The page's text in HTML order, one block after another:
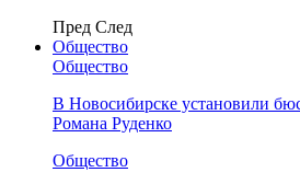
Пред След
Общество
Общество
В Новосибирске установили
Романа Руденко
Общество